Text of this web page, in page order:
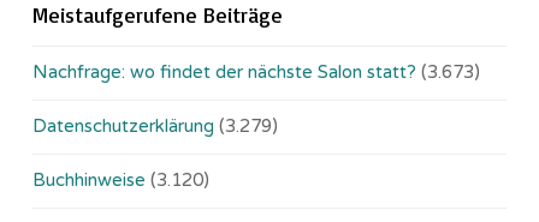
Meistaufgerufene Beiträge
Nachfrage: wo findet der nächste Salon statt? (3.673)
Datenschutzerklärung (3.279)
Buchhinweise (3.120)